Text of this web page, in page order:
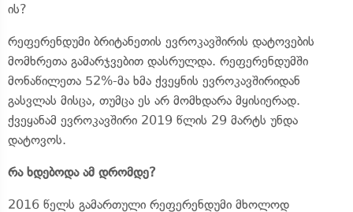
ის?
რეფერენდუმი ბრიტანეთის ევროკავშირის დატოვების
მომხრეთა გამარჯვებით დასრულდა. რეფერენდუმში
მონაწილეთა 52%-მა ხმა ქვეყნის ევროკავშირიდან
გასვლას მისცა, თუმცა ეს არ მომხდარა მყისიერად.
ქვეყანამ ევროკავშირი 2019 წლის 29 მარტს უნდა
დატოვოს.
რა ხდებოდა ამ დრომდე?
2016 წელს გამართული რეფერენდუმი მხოლოდ